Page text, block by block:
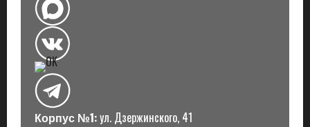
Корпус №1:ул. Дзержинского, 41